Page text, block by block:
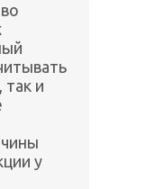
так и
у